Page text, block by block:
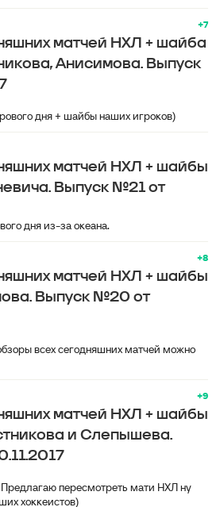
+7
матчей НХЛ + шайба
Анисимова. Выпуск
дня + шайбы наших игроков)
матчей НХЛ + шайбы
Выпуск №21 от
дня из-за океана.
+8
матчей НХЛ + шайбы
Выпуск №20 от
всех сегодняшних матчей можно
+9
матчей НХЛ + шайбы
и Слепышева.
пересмотреть мати НХЛ ну
хоккеистов)